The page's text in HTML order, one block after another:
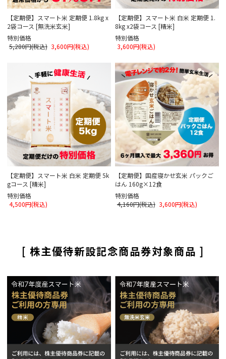
【定期便】スマート米 定期便 1.8kg x
2袋コース [無洗米玄米]
特別価格
5,280円(税込) 3,600円(税込)
【定期便】スマート米 白米 定期便 1.
8kg x2袋コース [精米]
特別価格
3,600円(税込)
【定期便】スマート米 白米 定期便 5k
gコース [精米]
特別価格
4,500円(税込)
【定期便】国産寝かせ玄米 パックご
はん 160g×12食
特別価格
4,160円(税込) 3,600円(税込)
[ 株主優待新設記念商品券対象商品 ]